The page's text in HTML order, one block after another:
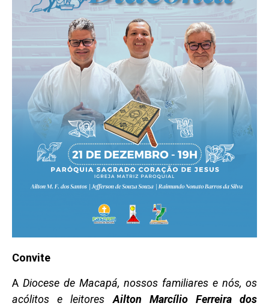
Convite
A Diocese de Macapá, nossos familiares e nós, os
acólitos e leitoresAilton Marcílio Ferreira dos